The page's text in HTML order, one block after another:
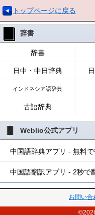
トップページに戻る
辞書
辞書
日中・中日辞典
インドネシア語辞典
古語辞典
Weblio公式アプリ
中国語辞典アプリ - 無料
中国語翻訳アプリ - 2秒で
お問い合